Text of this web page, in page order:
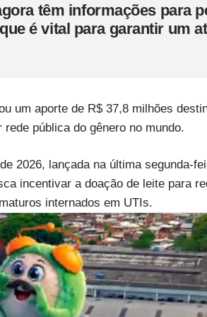
têm informações para
é vital para garantir um
um aporte de R$ 37,8 milhões
pública do gênero no mundo.
2026, lançada na última segunda-
incentivar a doação de leite para
internados em UTIs.